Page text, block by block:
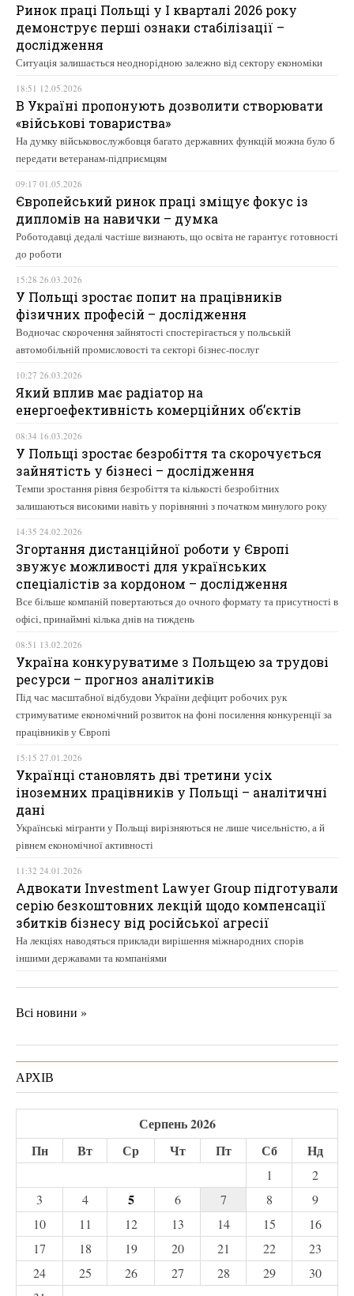
Ринок праці Польщі у І кварталі 2026 року
демонструє перші ознаки стабілізації –
дослідження
Ситуація залишається неоднорідною залежно від сектору економіки
18:51 12.05.2026
В Україні пропонують дозволити створювати
«військові товариства»
На думку військовослужбовця багато державних функцій можна було б
передати ветеранам-підприємцям
09:17 01.05.2026
Європейський ринок праці зміщує фокус із
дипломів на навички – думка
Роботодавці дедалі частіше визнають, що освіта не гарантує готовності
до роботи
15:28 26.03.2026
У Польщі зростає попит на працівників
фізичних професій – дослідження
Водночас скорочення зайнятості спостерігається у польській
автомобільній промисловості та секторі бізнес-послуг
10:27 26.03.2026
Який вплив має радіатор на
енергоефективність комерційних об’єктів
08:34 16.03.2026
У Польщі зростає безробіття та скорочується
зайнятість у бізнесі – дослідження
Темпи зростання рівня безробіття та кількості безробітних
залишаються високими навіть у порівнянні з початком минулого року
14:35 24.02.2026
Згортання дистанційної роботи у Європі
звужує можливості для українських
спеціалістів за кордоном – дослідження
Все більше компаній повертаються до очного формату та присутності в
офісі, принаймні кілька днів на тиждень
08:51 13.02.2026
Україна конкуруватиме з Польщею за трудові
ресурси – прогноз аналітиків
Під час масштабної відбудови України дефіцит робочих рук
стримуватиме економічний розвиток на фоні посилення конкуренції за
працівників у Європі
15:15 27.01.2026
Українці становлять дві третини усіх
іноземних працівників у Польщі – аналітичні
дані
Українські мігранти у Польщі вирізняються не лише чисельністю, а й
рівнем економічної активності
11:32 24.01.2026
Адвокати Investment Lawyer Group підготували
серію безкоштовних лекцій щодо компенсації
збитків бізнесу від російської агресії
На лекціях наводяться приклади вирішення міжнародних спорів
іншими державами та компаніями
Всі новини »
АРХІВ
Серпень 2026
Пн
Вт Ср Чт Пт Сб Нд
1
2
3
4 5 6 7 8
9
10
11 12 13 14 15
16
17
18 19 20 21 22
23
24
25 26 27 28 29
30